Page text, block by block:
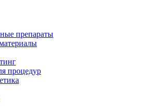
препараты
процедур